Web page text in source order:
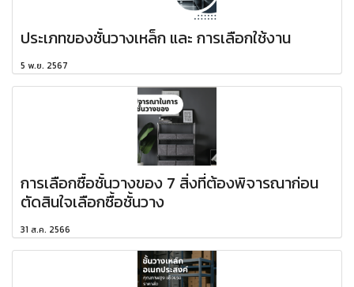
ประเภทของชั้นวางเหล็ก และ การเลือกใช้งาน
5 พ.ย. 2567
การเลือกซื้อชั้นวางของ 7 สิ่งที่ต้องพิจารณาก่อน
ตัดสินใจเลือกซื้อชั้นวาง
31 ส.ค. 2566